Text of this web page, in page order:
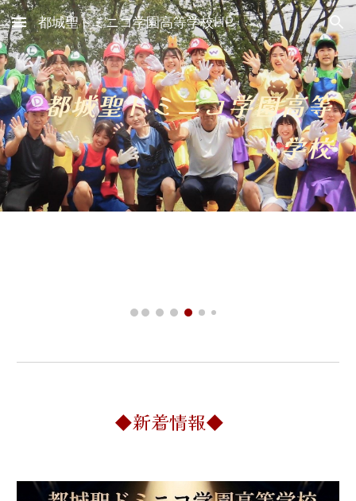
Skip to main content Skip to navigation
都城聖ドミニコ学園高等学校HP
都城聖ドミニコ学園高等
学校
◆新着情報◆